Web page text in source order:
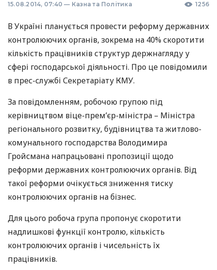
15.08.2014, 07:40 — Казна та Політика 1256
В Україні планується провести реформу державних
контролюючих органів, зокрема на 40% скоротити
кількість працівників структур держнагляду у
сфері господарської діяльності. Про це повідомили
в прес-службі Секретаріату КМУ.
За повідомленням, робочою групою під
керівництвом віце-прем’єр-міністра – Міністра
регіонального розвитку, будівництва та житлово-
комунального господарства Володимира
Гройсмана напрацьовані пропозиції щодо
реформи державних контролюючих органів. Від
такої реформи очікується зниження тиску
контролюючих органів на бізнес.
Для цього робоча група пропонує скоротити
надлишкові функції контролю, кількість
контролюючих органів і чисельність їх
працівників.